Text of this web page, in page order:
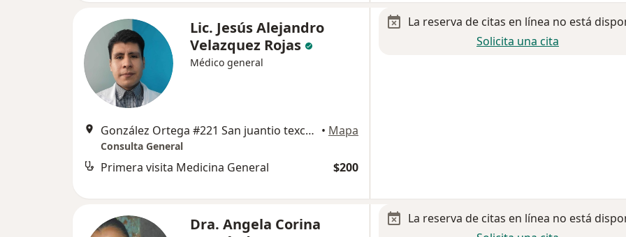
Lic. Jesús Alejandro
Velazquez Rojas
Médico general
González Ortega #221 San juantio texcoco , Texcoco • Mapa
Consulta General
Primera visita Medicina General $200
La reserva de citas en línea no está
Solicita una cita
Dra. Angela Corina
La reserva de citas en línea no está